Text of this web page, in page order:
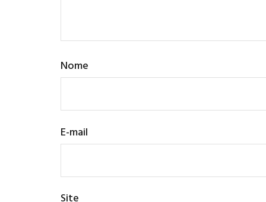
Nome
E-mail
Site